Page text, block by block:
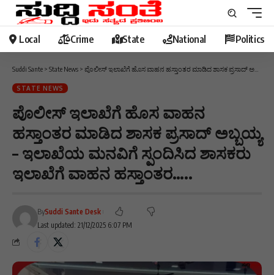
Local Crime State National Politics
Suddi Sante > State News > ಪೊಲೀಸ್ ಇಲಾಖೆಗೆ ಹೊಸ ವಾಹನ ಹಸ್ತಾಂತರ ಮಾಡಿದ ಶಾಸಕ ಪ್ರಸಾದ್ ಅಬ್ಬಯ್ಯ – ಇಲಾಖೆಯ ಮನವಿಗೆ ಸ್ಪಂದಿಸಿದ ಶಾಸಕರು ಇಲಾಖೆಗೆ ವಾಹನ ಹಸ್ತಾಂತರ…..
STATE NEWS
ಪೊಲೀಸ್ ಇಲಾಖೆಗೆ ಹೊಸ ವಾಹನ
ಹಸ್ತಾಂತರ ಮಾಡಿದ ಶಾಸಕ ಪ್ರಸಾದ್ ಅಬ್ಬಯ್ಯ
– ಇಲಾಖೆಯ ಮನವಿಗೆ ಸ್ಪಂದಿಸಿದ ಶಾಸಕರು
ಇಲಾಖೆಗೆ ವಾಹನ ಹಸ್ತಾಂತರ…..
Last updated: 21/12/2025 6:07 PM
BySuddi Sante Desk